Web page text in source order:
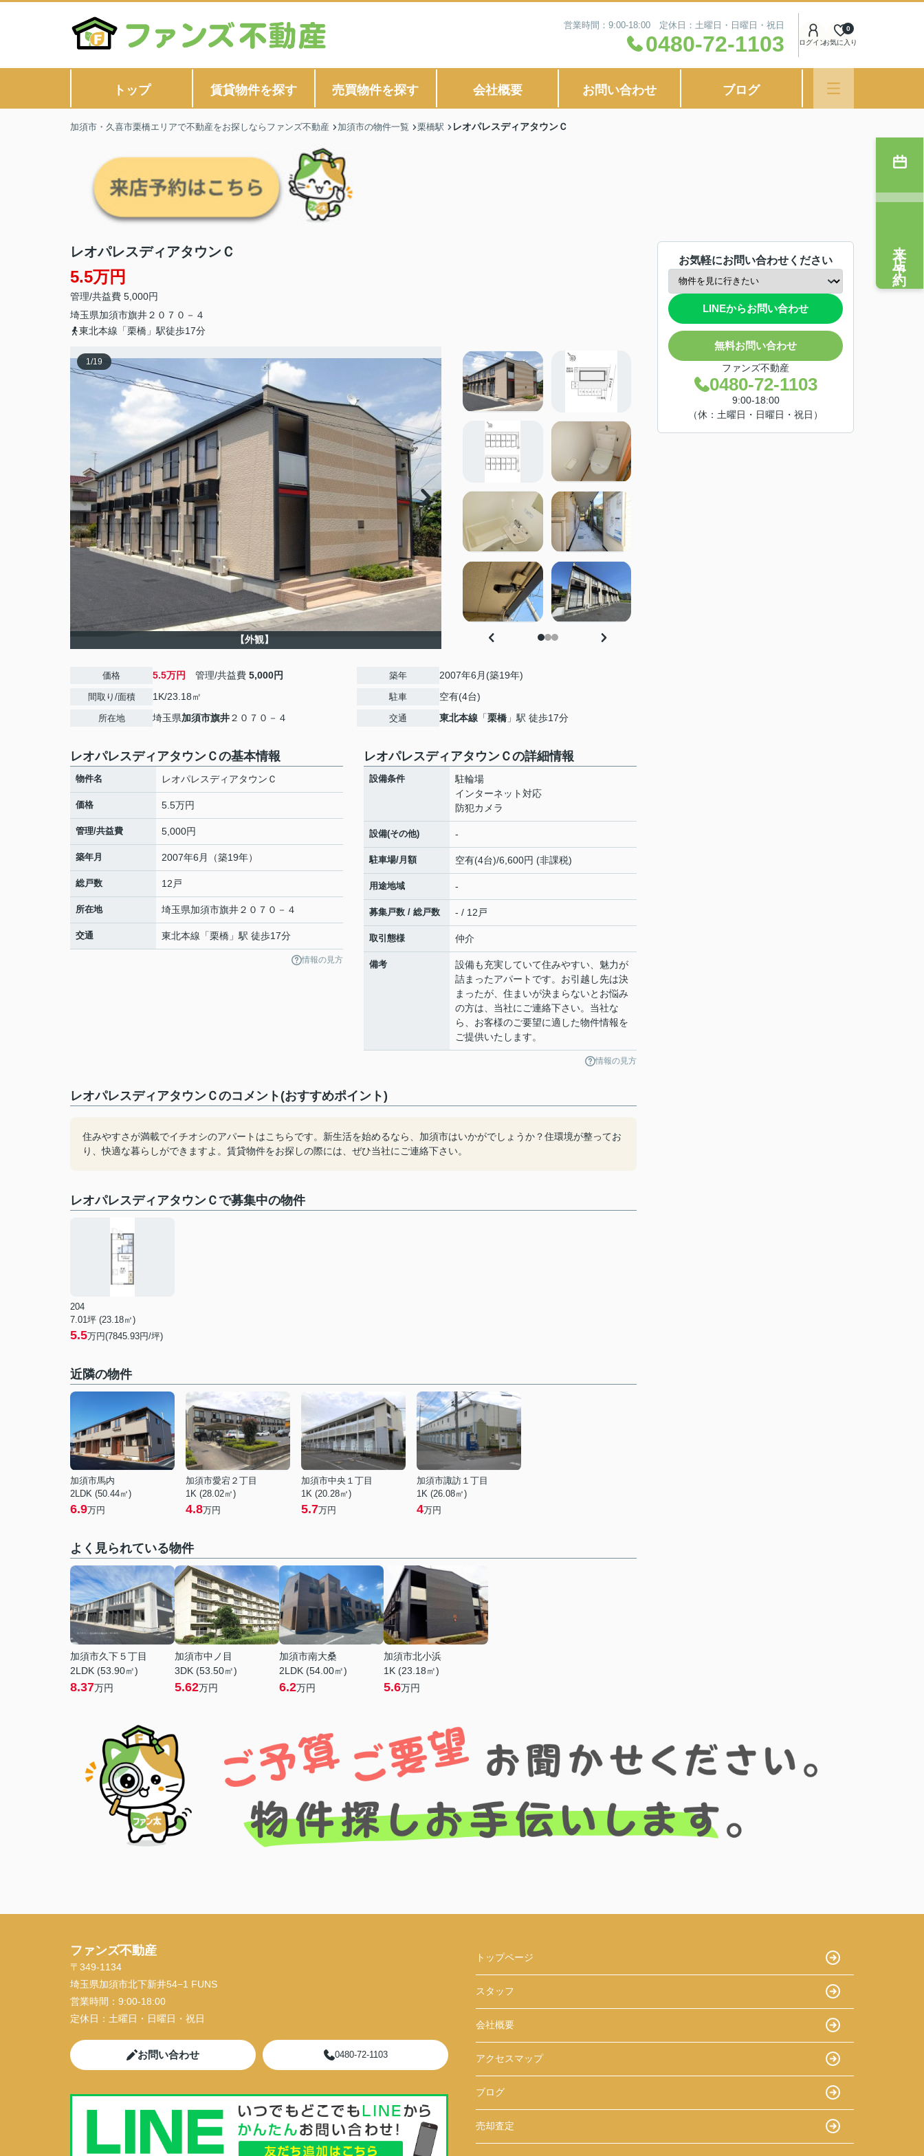
営業時間：9:00-18:00 定休日：土曜日・日曜日・祝日
0480-72-1103 ログインお気に入り
0
トップ 賃貸物件を探す 売買物件を探す 会社概要 お問い合わせ ブログ
加須市・久喜市栗橋エリアで不動産をお探しならファンズ不動産 加須市の物件一覧 栗橋駅 レオパレスディアタウンＣ
レオパレスディアタウンＣ
5.5万円
管理/共益費 5,000円
埼玉県加須市旗井２０７０－４
東北本線「栗橋」駅徒歩17分
1 /19
【外観】
価格 5.5万円 管理/共益費 5,000円
間取り/面積 1K/23.18㎡
所在地 埼玉県加須市旗井２０７０－４
築年 2007年6月(築19年)
駐車 空有(4台)
交通 東北本線 「栗橋 」駅 徒歩17分
レオパレスディアタウンＣの基本情報
物件名 レオパレスディアタウンＣ
価格 5.5万円
管理/共益費 5,000円
築年月 2007年6月（築19年）
総戸数 12戸
所在地 埼玉県加須市旗井２０７０－４
交通 東北本線 「栗橋 」駅 徒歩17分
情報の見方
レオパレスディアタウンＣの詳細情報
設備条件
駐輪場
インターネット対応
防犯カメラ
設備(その他) -
駐車場/月額 空有(4台)/6,600円 (非課税)
用途地域 -
募集戸数 / 総戸数 - / 12戸
取引態様 仲介
備考
設備も充実していて住みやすい、魅力が
詰まったアパートです。お引越し先は決
まったが、住まいが決まらないとお悩み
の方は、当社にご連絡下さい。当社な
ら、お客様のご要望に適した物件情報を
ご提供いたします。
情報の見方
レオパレスディアタウンＣのコメント(おすすめポイント)
住みやすさが満載でイチオシのアパートはこちらです。新生活を始めるなら、加須市はいかがでしょうか？住環境が整ってお
り、快適な暮らしができますよ。賃貸物件をお探しの際には、ぜひ当社にご連絡下さい。
レオパレスディアタウンＣで募集中の物件
204
7.01坪 (23.18㎡)
5.5万円(7845.93円/坪)
近隣の物件
加須市馬内
2LDK (50.44㎡)
6.9万円
加須市愛宕２丁目
1K (28.02㎡)
4.8万円
加須市中央１丁目
1K (20.28㎡)
5.7万円
加須市諏訪１丁目
1K (26.08㎡)
4万円
よく見られている物件
加須市久下５丁目
2LDK (53.90㎡)
8.37万円
加須市中ノ目
3DK (53.50㎡)
5.62万円
加須市南大桑
2LDK (54.00㎡)
6.2万円
加須市北小浜
1K (23.18㎡)
5.6万円
お気軽にお問い合わせください
LINEからお問い合わせ
無料お問い合わせ
ファンズ不動産
0480-72-1103
9:00-18:00
（休：土曜日・日曜日・祝日）
来店予約
ファンズ不動産
〒349-1134
埼玉県加須市北下新井54−1 FUNS
営業時間： 9:00-18:00
定休日： 土曜日・日曜日・祝日
お問い合わせ 0480-72-1103
トップページ
スタッフ
会社概要
アクセスマップ
ブログ
売却査定